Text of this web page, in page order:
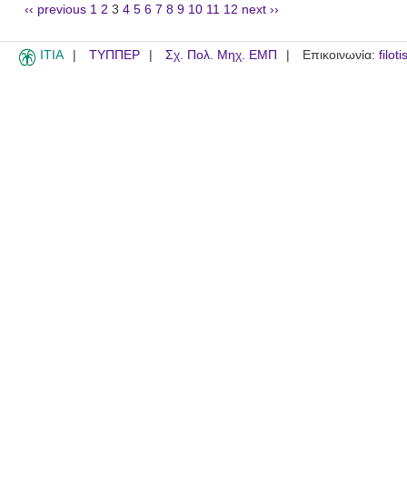
‹‹ previous 1 2 3 4 5 6 7 8 9 10 11 12 next ››
ITIA ΤΥΠΠΕΡ Σχ. Πολ. Μηχ. ΕΜΠ Επικοινωνία: